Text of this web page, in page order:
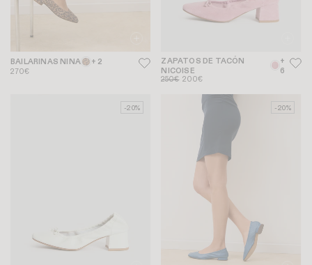
BAILARINAS NINA + 2
270€
ZAPATOS DE TACÓN
NICOISE
+
6
250€ 200€
-20% -20%